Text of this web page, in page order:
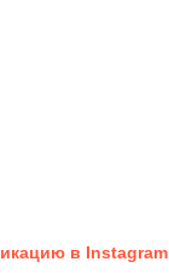
в Instagram